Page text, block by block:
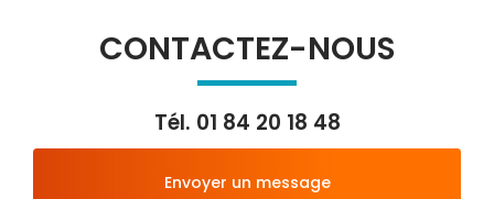
CONTACTEZ-NOUS
Tél. 01 84 20 18 48
Envoyer un message